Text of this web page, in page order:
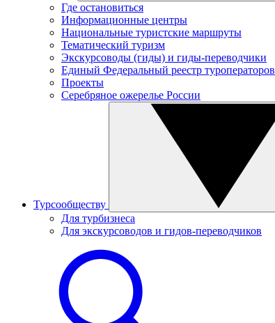
Где остановиться
Информационные центры
Национальные туристские маршруты
Тематический туризм
Экскурсоводы (гиды) и гиды-переводчики
Единый Федеральный реестр туроператоров
Проекты
Серебряное ожерелье России
Турсообществу
Для турбизнеса
Для экскурсоводов и гидов-переводчиков